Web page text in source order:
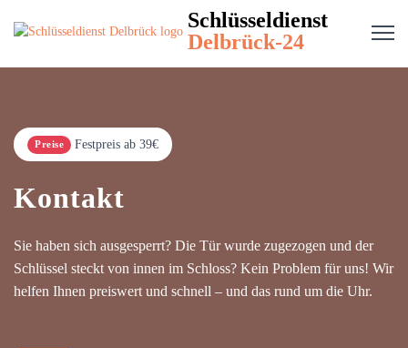
Schlüsseldienst
Delbrück-24
Preise Festpreis ab 39€
Kontakt
Sie haben sich ausgesperrt? Die Tür wurde zugezogen und der
Schlüssel steckt von innen im Schloss? Kein Problem für uns! Wir
helfen Ihnen preiswert und schnell – und das rund um die Uhr.